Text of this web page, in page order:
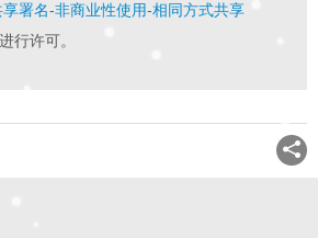
署名-非商业性使用-相同方式共享
进行许可。